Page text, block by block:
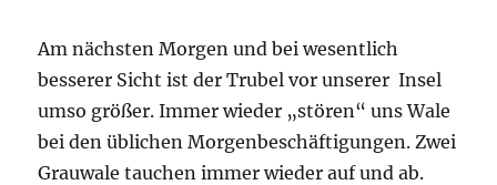
Am nächsten Morgen und bei wesentlich
besserer Sicht ist der Trubel vor unserer Insel
umso größer. Immer wieder „stören“ uns Wale
bei den üblichen Morgenbeschäftigungen. Zwei
Grauwale tauchen immer wieder auf und ab.